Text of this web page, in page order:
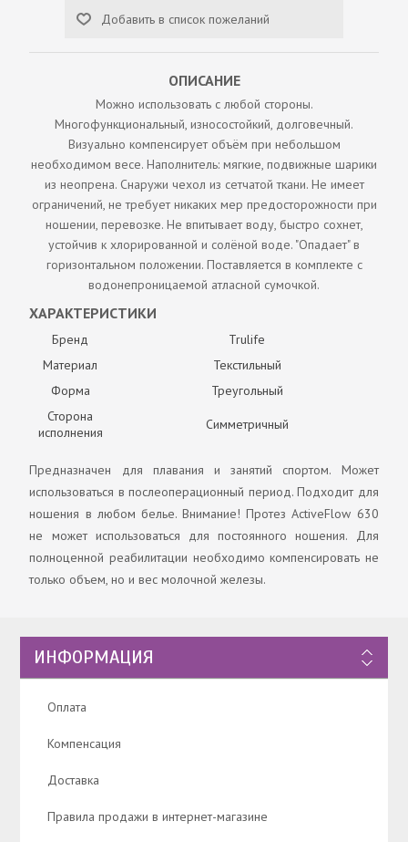
ОПИСАНИЕ
Можно использовать с любой стороны.
Многофункциональный, износостойкий, долговечный.
Визуально компенсирует объём при небольшом
необходимом весе. Наполнитель: мягкие, подвижные шарики
из неопрена. Снаружи чехол из сетчатой ткани. Не имеет
ограничений, не требует никаких мер предосторожности при
ношении, перевозке. Не впитывает воду, быстро сохнет,
устойчив к хлорированной и солёной воде. "Опадает" в
горизонтальном положении. Поставляется в комплекте с
водонепроницаемой атласной сумочкой.
ХАРАКТЕРИСТИКИ
Бренд
Trulife
Материал
Текстильный
Форма
Треугольный
Сторона
исполнения
Симметричный
Предназначен для плавания и занятий спортом. Может
использоваться в послеоперационный период. Подходит для
ношения в любом белье. Внимание! Протез ActiveFlow 630
не может использоваться для постоянного ношения. Для
полноценной реабилитации необходимо компенсировать не
только объем, но и вес молочной железы.
ИНФОРМАЦИЯ
Оплата
Компенсация
Доставка
Правила продажи в интернет-магазине